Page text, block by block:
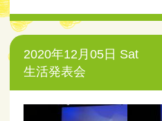
2020年12月05日 Sat
生活発表会